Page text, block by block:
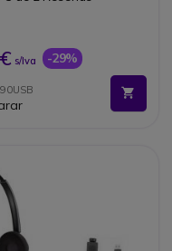
de "ocupado"
del micrófono 300 °
s/Iva -29%